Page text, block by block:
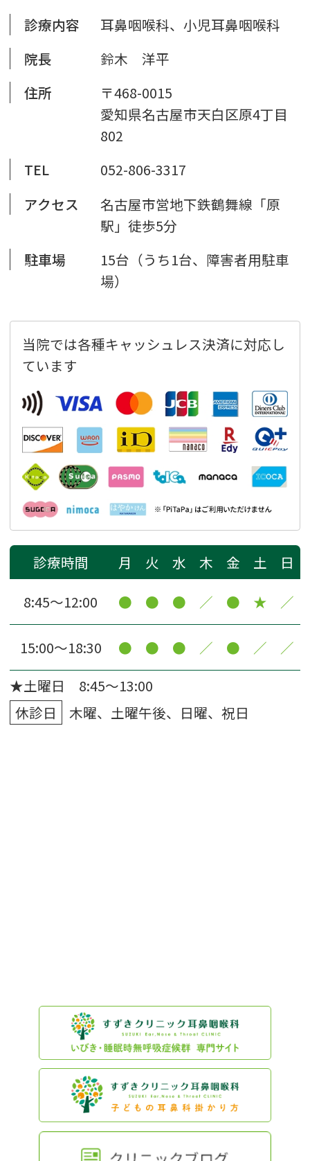
診療内容
耳鼻咽喉科、小児耳鼻咽喉科
院長
鈴木 洋平
住所
〒468-0015
愛知県名古屋市天白区原4丁目
802
TEL
052-806-3317
アクセス
名古屋市営地下鉄鶴舞線「原
駅」徒歩5分
駐車場
15台（うち1台、障害者用駐車
場）
当院では各種キャッシュレス決済に対応し
ています
★土曜日 8:45～13:00
休診日
木曜、土曜午後、日曜、祝日
診療時間 月 火 水 木 金 土
日
8:45〜12:00
● ● ● ／ ● ★ ／
15:00〜18:30 ● ● ● ／ ● ／ ／